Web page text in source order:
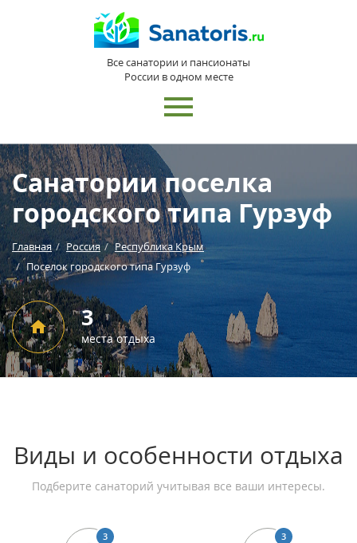
Все санатории и пансионаты
России в одном месте
Санатории поселка
городского типа Гурзуф
Главная Россия
Республика Крым
Поселок городского типа Гурзуф
3
места отдыха
Виды и особенности отдыха
Подберите санаторий учитывая все ваши интересы.
3 3